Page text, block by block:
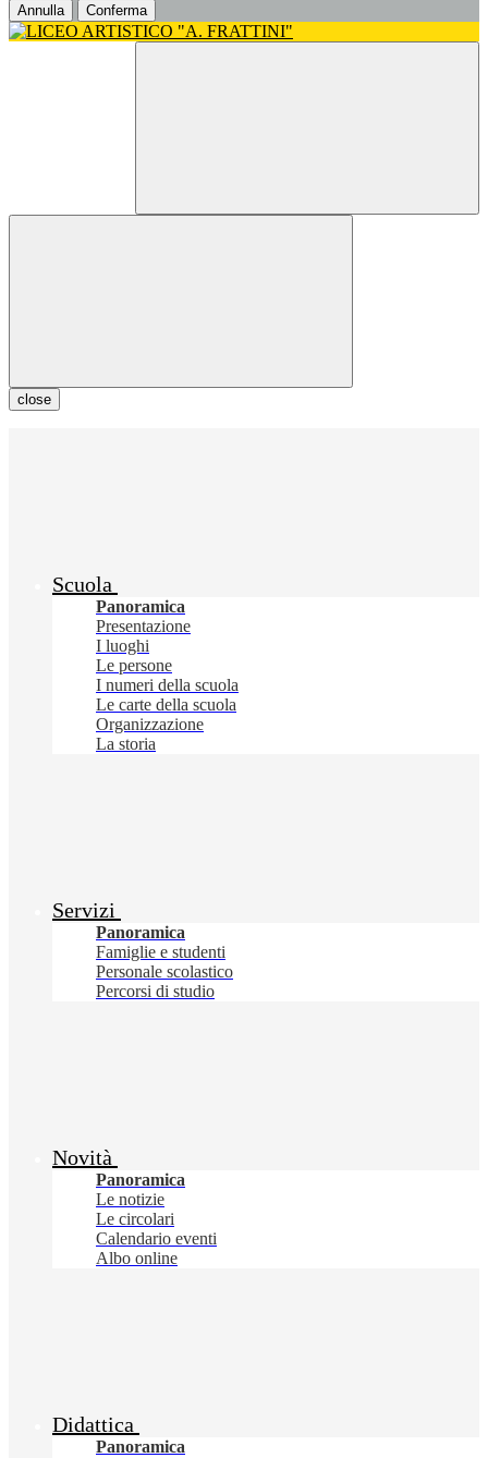
Annulla Conferma
close
Scuola
Panoramica
Presentazione
I luoghi
Le persone
I numeri della scuola
Le carte della scuola
Organizzazione
La storia
Servizi
Panoramica
Famiglie e studenti
Personale scolastico
Percorsi di studio
Novità
Panoramica
Le notizie
Le circolari
Calendario eventi
Albo online
Didattica
Panoramica